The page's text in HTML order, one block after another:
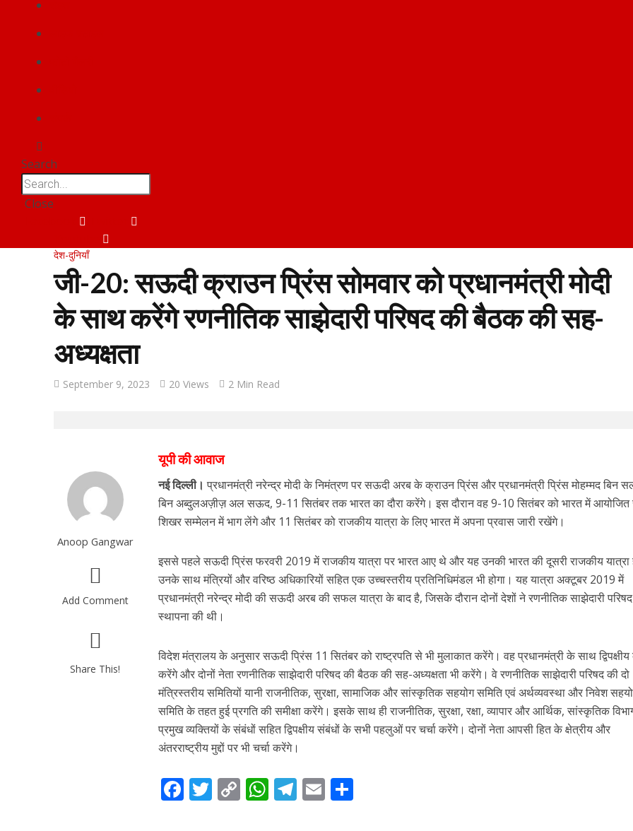
Search
Close
देश-दुनियाँ
जी-20: सऊदी क्राउन प्रिंस सोमवार को प्रधानमंत्री मोदी
के साथ करेंगे रणनीतिक साझेदारी परिषद की बैठक की सह-
अध्यक्षता
September 9, 2023 20 Views 2 Min Read
Anoop Gangwar
Add Comment
Share This!
यूपी की आवाज
नई दिल्ली। प्रधानमंत्री नरेन्द्र मोदी के निमंत्रण पर सऊदी अरब के क्राउन प्रिंस और प्रधानमंत्री प्रिंस मोहम्मद बिन
बिन अब्दुलअज़ीज़ अल सऊद, 9-11 सितंबर तक भारत का दौरा करेंगे। इस दौरान वह 9-10 सितंबर को भारत में आयोजित
शिखर सम्मेलन में भाग लेंगे और 11 सितंबर को राजकीय यात्रा के लिए भारत में अपना प्रवास जारी रखेंगे।
इससे पहले सऊदी प्रिंस फरवरी 2019 में राजकीय यात्रा पर भारत आए थे और यह उनकी भारत की दूसरी राजकीय यात्रा
उनके साथ मंत्रियों और वरिष्ठ अधिकारियों सहित एक उच्चस्तरीय प्रतिनिधिमंडल भी होगा। यह यात्रा अक्टूबर 2019 में
प्रधानमंत्री नरेन्द्र मोदी की सऊदी अरब की सफल यात्रा के बाद है, जिसके दौरान दोनों देशों ने रणनीतिक साझेदारी
स्थापना की थी।
विदेश मंत्रालय के अनुसार सऊदी प्रिंस 11 सितंबर को राष्ट्रपति से भी मुलाकात करेंगे। वह प्रधानमंत्री के साथ
करेंगे और दोनों नेता रणनीतिक साझेदारी परिषद की बैठक की सह-अध्यक्षता भी करेंगे। वे रणनीतिक साझेदारी परिषद की दो
मंत्रिस्तरीय समितियों यानी राजनीतिक, सुरक्षा, सामाजिक और सांस्कृतिक सहयोग समिति एवं अर्थव्यवस्था और निवेश
समिति के तहत हुई प्रगति की समीक्षा करेंगे। इसके साथ ही राजनीतिक, सुरक्षा, रक्षा, व्यापार और आर्थिक, सांस्कृतिक
प्रमुख व्यक्तियों के संबंधों सहित द्विपक्षीय संबंधों के सभी पहलुओं पर चर्चा करेंगे। दोनों नेता आपसी हित के क्षेत्रीय और
अंतरराष्ट्रीय मुद्दों पर भी चर्चा करेंगे।
F T C W T E